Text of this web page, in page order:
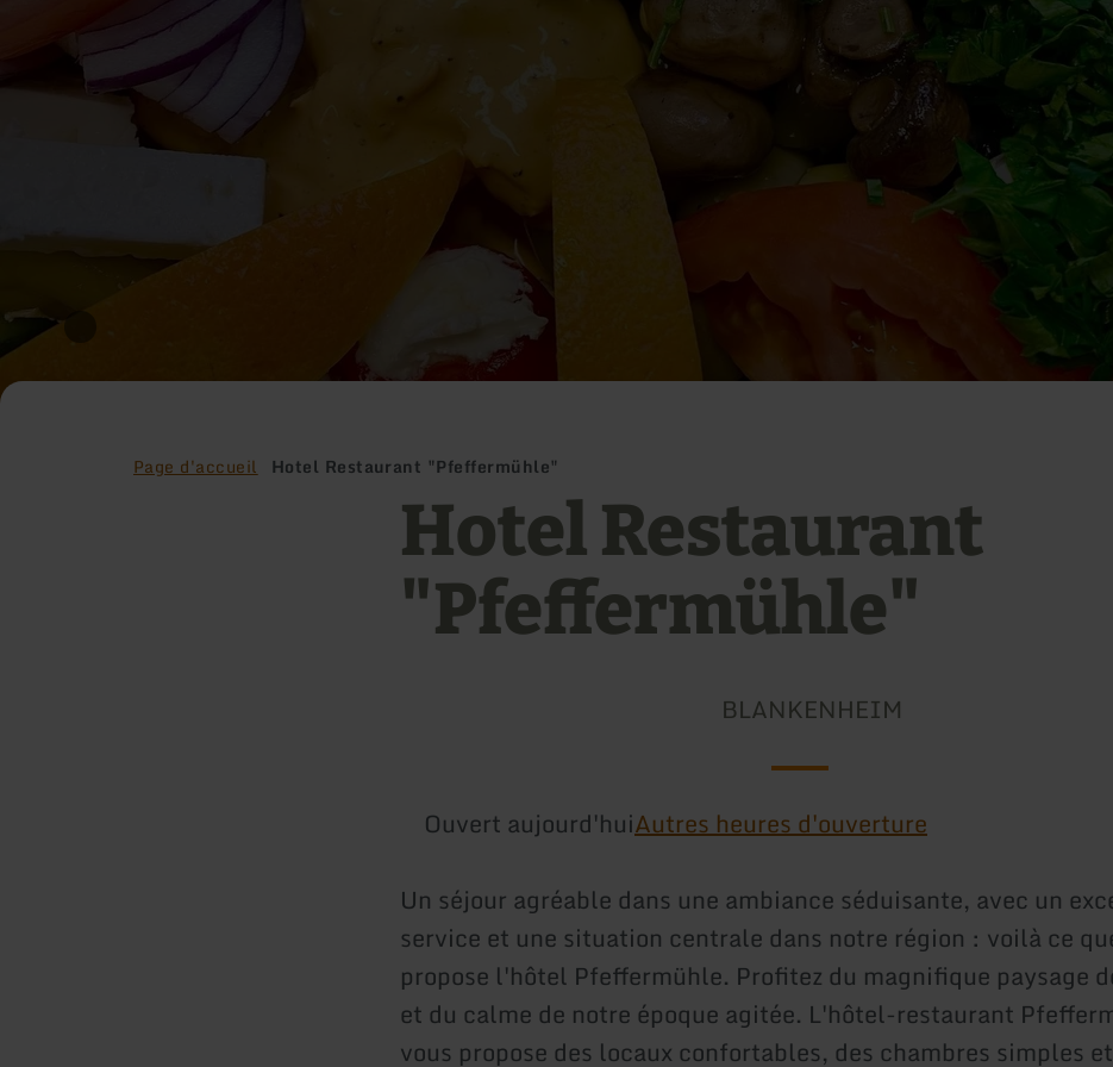
Page d'accueil Hotel Restaurant "Pfeffermühle"
Hotel Restaurant
"Pfeffermühle"
BLANKENHEIM
Ouvert aujourd'huiAutres heures d'ouverture
Un séjour agréable dans une ambiance séduisante, avec un
service et une situation centrale dans notre région : voilà ce
propose l'hôtel Pfeffermühle. Profitez du magnifique paysage
et du calme de notre époque agitée. L'hôtel-restaurant
vous propose des locaux confortables, des chambres simples et